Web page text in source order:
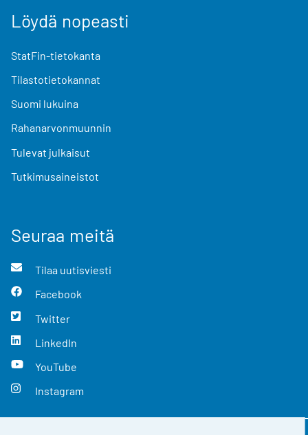
Löydä nopeasti
StatFin-tietokanta
Tilastotietokannat
Suomi lukuina
Rahanarvonmuunnin
Tulevat julkaisut
Tutkimusaineistot
Seuraa meitä
Tilaa uutisviesti
Facebook
Twitter
LinkedIn
YouTube
Instagram